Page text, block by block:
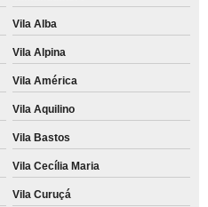
Vila Alba
Vila Alpina
Vila América
Vila Aquilino
Vila Bastos
Vila Cecília Maria
Vila Curuçá